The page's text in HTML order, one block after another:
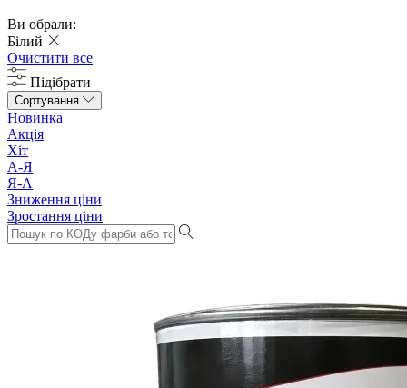
Ви обрали:
Білий
Очистити все
Підібрати
Сортування
Новинка
Акція
Хіт
А-Я
Я-А
Зниження ціни
Зростання ціни